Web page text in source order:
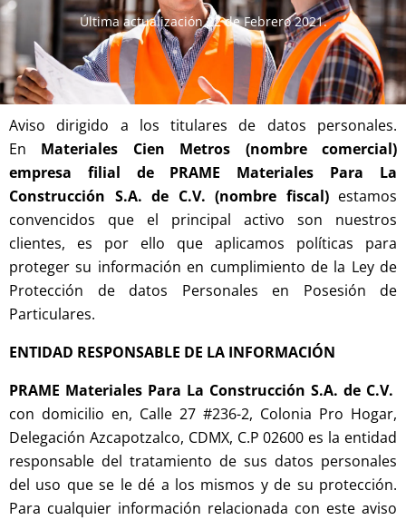
Última actualización 22 de Febrero 2021.
Aviso dirigido a los titulares de datos personales.
En Materiales Cien Metros (nombre comercial)
empresa filial de PRAME Materiales Para La
Construcción S.A. de C.V. (nombre fiscal)estamos
convencidos que el principal activo son nuestros
clientes, es por ello que aplicamos políticas para
proteger su información en cumplimiento de la Ley de
Protección de datos Personales en Posesión de
Particulares.
ENTIDAD RESPONSABLE DE LA INFORMACIÓN
PRAME Materiales Para La Construcción S.A. de C.V.
con domicilio en, Calle 27 #236-2, Colonia Pro Hogar,
Delegación Azcapotzalco, CDMX, C.P 02600 es la entidad
responsable del tratamiento de sus datos personales
del uso que se le dé a los mismos y de su protección.
Para cualquier información relacionada con este aviso